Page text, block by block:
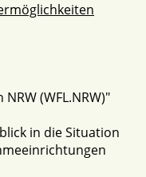
(WFL.NRW)"
in die Situation